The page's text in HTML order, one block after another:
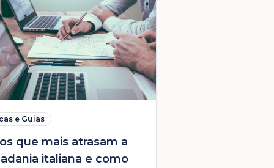
e Guias
que mais atrasam a
italiana e como